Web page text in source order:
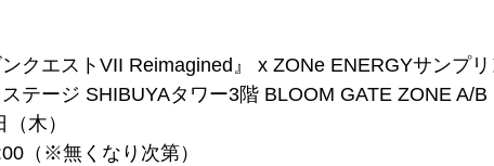
ンクエストVII Reimagined』 x ZONe ENERGYサンプ
テージ SHIBUYAタワー3階 BLOOM GATE ZONE A/B
木）
（※無くなり次第）